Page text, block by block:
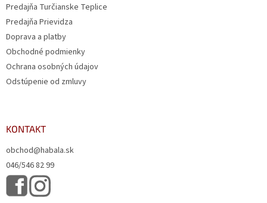
Predajňa Turčianske Teplice
Predajňa Prievidza
Doprava a platby
Obchodné podmienky
Ochrana osobných údajov
Odstúpenie od zmluvy
KONTAKT
obchod@habala.sk
046/546 82 99